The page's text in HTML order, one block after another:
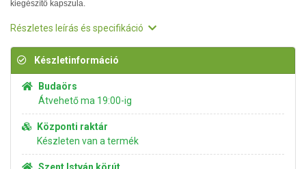
kiegészítő kapszula.
Részletes leírás és specifikáció
Készletinformáció
Budaörs
Átvehető ma 19:00-ig
Központi raktár
Készleten van a termék